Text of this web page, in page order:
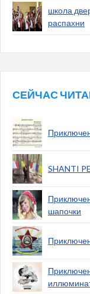
школа
распахни
СЕЙЧАС
SHANTI
шапочки